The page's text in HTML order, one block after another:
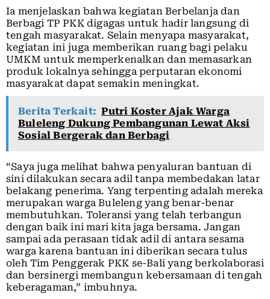
Ia menjelaskan bahwa kegiatan Berbelanja dan
Berbagi TP PKK digagas untuk hadir langsung di
tengah masyarakat. Selain menyapa masyarakat,
kegiatan ini juga memberikan ruang bagi pelaku
UMKM untuk memperkenalkan dan memasarkan
produk lokalnya sehingga perputaran ekonomi
masyarakat dapat semakin meningkat.
Berita Terkait: Putri Koster Ajak Warga
Buleleng Dukung Pembangunan Lewat Aksi
Sosial Bergerak dan Berbagi
“Saya juga melihat bahwa penyaluran bantuan di
sini dilakukan secara adil tanpa membedakan latar
belakang penerima. Yang terpenting adalah mereka
merupakan warga Buleleng yang benar-benar
membutuhkan. Toleransi yang telah terbangun
dengan baik ini mari kita jaga bersama. Jangan
sampai ada perasaan tidak adil di antara sesama
warga karena bantuan ini diberikan secara tulus
oleh Tim Penggerak PKK se-Bali yang berkolaborasi
dan bersinergi membangun kebersamaan di tengah
keberagaman,” imbuhnya.